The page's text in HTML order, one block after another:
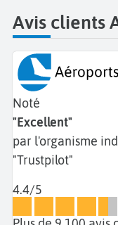
Avis clients
Noté
"Excellent"
par l'organisme
"Trustpilot"
4.4/5